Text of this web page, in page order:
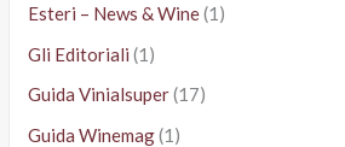
Esteri – News & Wine(1)
Gli Editoriali (1)
Guida Vinialsuper(17)
Guida Winemag(1)